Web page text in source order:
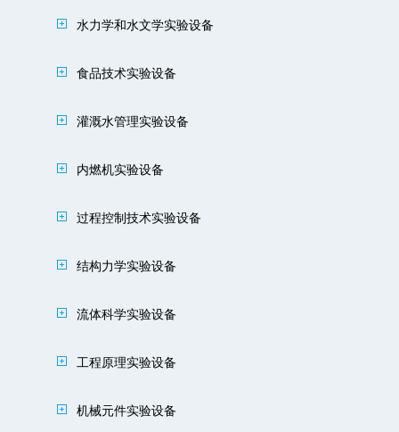
水力学和水文学实验设备
食品技术实验设备
灌溉水管理实验设备
内燃机实验设备
过程控制技术实验设备
结构力学实验设备
流体科学实验设备
工程原理实验设备
机械元件实验设备